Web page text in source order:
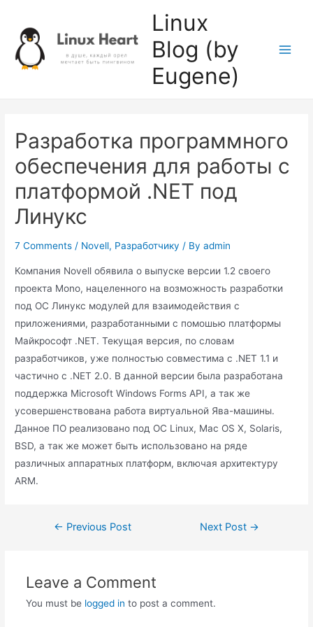
content
Linux
Blog (by
Eugene)
Разработка программного
обеспечения для работы с
платформой .NET под
Линукс
7 Comments / Novell, Разработчику / Byadmin
Компания Novell обявила о выпуске версии 1.2 своего
проекта Mono, нацеленного на возможность разработки
под ОС Линукс модулей для взаимодействия с
приложениями, разработанными с помошью платформы
Майкрософт .NET. Текущая версия, по словам
разработчиков, уже полностью совместима с .NET 1.1 и
частично с .NET 2.0. В данной версии была разработана
поддержка Microsoft Windows Forms API, а так же
усовершенствована работа виртуальной Ява-машины.
Данное ПО реализовано под ОС Linux, Mac OS X, Solaris,
BSD, а так же может быть использовано на ряде
различных аппаратных платформ, включая архитектуру
ARM.
Post← Previous Post Next Post →
Leave a Comment
You must be logged in to post a comment.